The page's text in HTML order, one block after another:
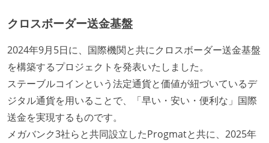
クロスボーダー送金基盤
2024年9月5日に、国際機関と共にクロスボーダー送金基盤
を構築するプロジェクトを発表いたしました。
ステーブルコインという法定通貨と価値が紐づいているデ
ジタル通貨を用いることで、「早い・安い・便利な」国際
送金を実現するものです。
メガバンク3社らと共同設立したProgmatと共に、2025年